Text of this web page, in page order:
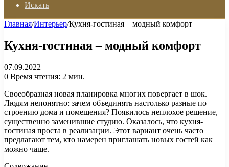
Искать
Главная/Интерьер/Кухня-гостиная – модный комфорт
Кухня-гостиная – модный комфорт
07.09.2022
0 Время чтения: 2 мин.
Своеобразная новая планировка многих повергает в шок.
Людям непонятно: зачем объединять настолько разные по
строению дома и помещения? Появилось неплохое решение,
существенно заменившие студию. Оказалось, что кухня-
гостиная проста в реализации. Этот вариант очень часто
предлагают тем, кто намерен приглашать новых гостей как
можно чаще.